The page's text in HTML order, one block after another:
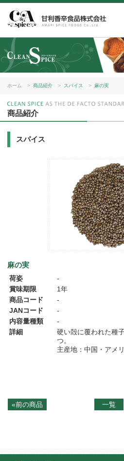
ホーム 商品紹介 スパイス 麻の実
商品紹介
スパイス
麻の実
荷姿
-
賞味期限
1年
商品コード
-
JANコード
-
内容量種類
-
詳細
硬い殻に覆われた種
つ。
主産地：中国・アメ
«前の商品 一覧